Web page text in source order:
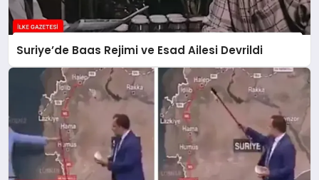
Suriye’de Baas Rejimi ve Esad Ailesi Devrildi